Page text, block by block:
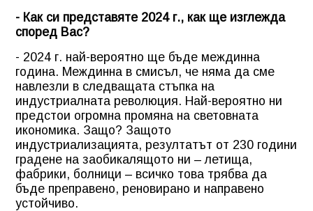
- Как си представяте 2024 г., как ще изглежда
според Вас?
- 2024 г. най-вероятно ще бъде междинна
година. Междинна в смисъл, че няма да сме
навлезли в следващата стъпка на
индустриалната революция. Най-вероятно ни
предстои огромна промяна на световната
икономика. Защо? Защото
индустриализацията, резултатът от 230 години
градене на заобикалящото ни – летища,
фабрики, болници – всичко това трябва да
бъде преправено, реновирано и направено
устойчиво.